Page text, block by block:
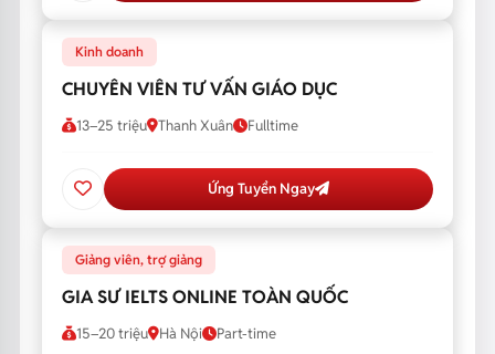
Kinh doanh
CHUYÊN VIÊN TƯ VẤN GIÁO DỤC
13–25 triệu Thanh Xuân Fulltime
Ứng Tuyển Ngay
Giảng viên, trợ giảng
GIA SƯ IELTS ONLINE TOÀN QUỐC
15–20 triệu Hà Nội Part-time